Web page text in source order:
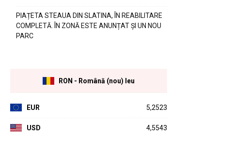
PIAȚETA STEAUA DIN SLATINA, ÎN REABILITARE
COMPLETĂ. ÎN ZONĂ ESTE ANUNȚAT ȘI UN NOU
PARC
RON - Română (nou) leu
EUR 5,2523
USD 4,5543